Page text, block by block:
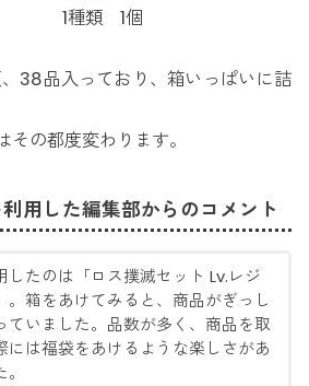
1種類 1個
38品入っており、箱いっぱいに詰
の都度変わります。
用した編集部からのコメント
したのは「ロス撲滅セット Lv.レジ
。箱をあけてみると、商品がぎっし
ていました。品数が多く、商品を取
には福袋をあけるような楽しさがあ